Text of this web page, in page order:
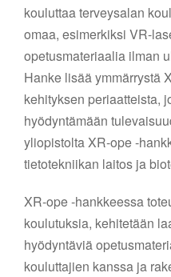
kouluttaa terveysalan
omaa, esimerkiksi VR-
opetusmateriaalia ilman
Hanke lisää ymmärrystä
kehityksen periaatteista,
hyödyntämään
yliopistolta XR-ope -
tietotekniikan laitos ja
XR-ope -hankkeessa
koulutuksia, kehitetään
hyödyntäviä
kouluttajien kanssa ja